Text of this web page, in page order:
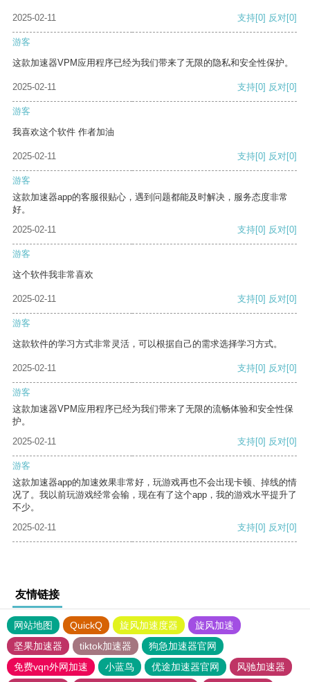
2025-02-11 支持[0] 反对[0]
游客
这款加速器VPM应用程序已经为我们带来了无限的隐私和安全性保护。
2025-02-11 支持[0] 反对[0]
游客
我喜欢这个软件 作者加油
2025-02-11 支持[0] 反对[0]
游客
这款加速器app的客服很贴心，遇到问题都能及时解决，服务态度非常
好。
2025-02-11
支持[0] 反对[0]
游客
这个软件我非常喜欢
2025-02-11 支持[0] 反对[0]
游客
这款软件的学习方式非常灵活，可以根据自己的需求选择学习方式。
2025-02-11 支持[0] 反对[0]
游客
这款加速器VPM应用程序已经为我们带来了无限的流畅体验和安全性保
护。
2025-02-11
支持[0] 反对[0]
游客
这款加速器app的加速效果非常好，玩游戏再也不会出现卡顿、掉线的情
况了。我以前玩游戏经常会输，现在有了这个app，我的游戏水平提升了
不少。
2025-02-11
支持[0] 反对[0]
友情链接
网站地图 QuickQ 旋风加速度器
旋风加速
坚果加速器
tiktok加速器
狗急加速器官网
免费vqn外网加速
小蓝鸟 优途加速器官网 风驰加速器